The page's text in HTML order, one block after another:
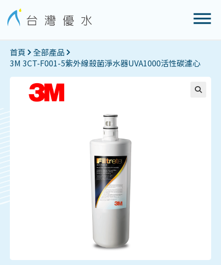
首頁
全部產品
3M 3CT-F001-5紫外線殺菌淨水器UVA1000活性碳濾心